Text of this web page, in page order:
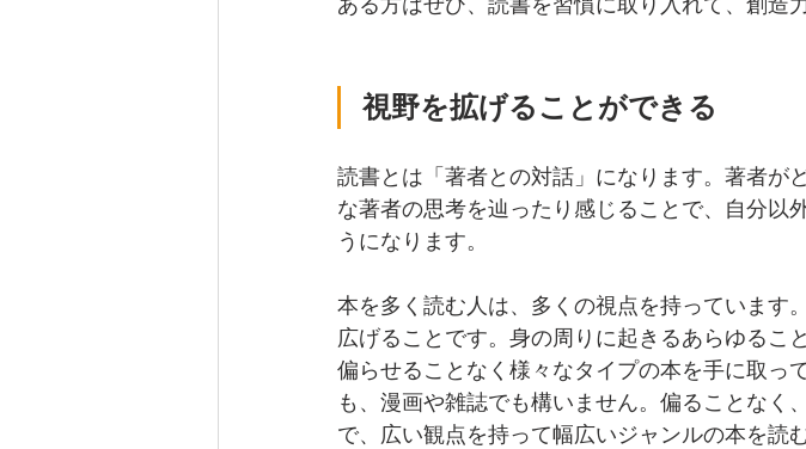
ある方はぜひ、読書を習慣に取り入れて、創造
視野を拡げることができる
読書とは「著者との対話」になります。著者が
な著者の思考を辿ったり感じることで、自分以
うになります。
本を多く読む人は、多くの視点を持っています
広げることです。身の周りに起きるあらゆるこ
偏らせることなく様々なタイプの本を手に取っ
も、漫画や雑誌でも構いません。偏ることなく
で、広い観点を持って幅広いジャンルの本を読